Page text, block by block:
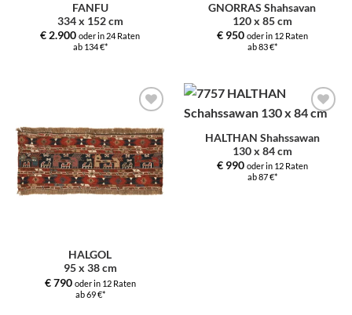
FANFU
334 x 152 cm
€ 2.900 oder in 24 Raten
ab 134 €*
GNORRAS Shahsavan
120 x 85 cm
€950 oder in 12 Raten
ab 83 €*
Auswahl
hinzufügen
HALGOL
95 x 38 cm
€790 oder in 12 Raten
ab 69 €*
hinzufügen
HALTHAN Shahssawan
130 x 84 cm
€990 oder in 12 Raten
ab 87 €*